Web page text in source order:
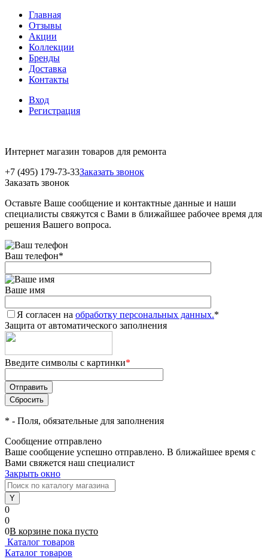
Главная
Отзывы
Акции
Коллекции
Бренды
Доставка
Контакты
Вход
Регистрация
Интернет магазин товаров для ремонта
+7 (495) 179-73-33Заказать звонок
Заказать звонок
Оставьте Ваше сообщение и контактные данные и наши
специалисты свяжутся с Вами в ближайшее рабочее время для
решения Вашего вопроса.
Ваш телефон*
Ваше имя
Я согласен на обработку персональных данных.*
Защита от автоматического заполнения
Введите символы с картинки*
* - Поля, обязательные для заполнения
Сообщение отправлено
Ваше сообщение успешно отправлено. В ближайшее время с
Вами свяжется наш специалист
Закрыть окно
0
0
0В корзине пока пусто
Каталог товаров
Каталог товаров